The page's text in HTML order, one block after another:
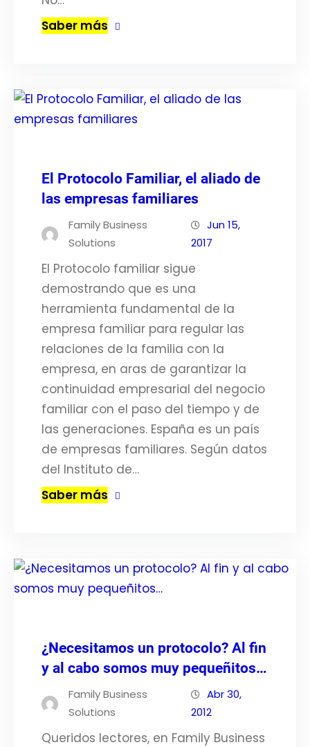
Saber más
El Protocolo Familiar, el aliado de
las empresas familiares
Family Business
Solutions
Jun 15,
2017
El Protocolo familiar sigue
demostrando que es una
herramienta fundamental de la
empresa familiar para regular las
relaciones de la familia con la
empresa, en aras de garantizar la
continuidad empresarial del negocio
familiar con el paso del tiempo y de
las generaciones. España es un país
de empresas familiares. Según datos
del Instituto de…
Saber más
¿Necesitamos un protocolo? Al fin
y al cabo somos muy pequeñitos…
Family Business
Solutions
Abr 30,
2012
Queridos lectores, en Family Business